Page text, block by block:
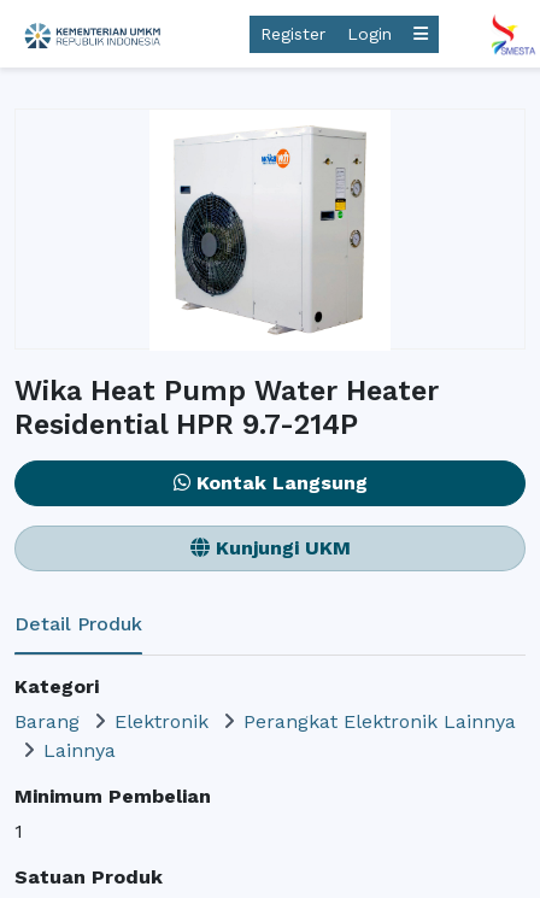
Register Login
Wika Heat Pump Water Heater
Residential HPR 9.7-214P
Kontak Langsung
Kunjungi UKM
Detail Produk
Kategori
Barang
Elektronik
Perangkat Elektronik Lainnya
Lainnya
Minimum Pembelian
1
Satuan Produk